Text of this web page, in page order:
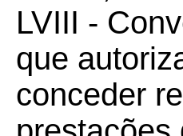
LVIII -
que
conceder